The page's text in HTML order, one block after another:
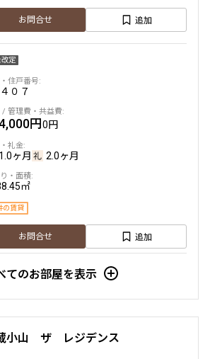
お問合せ 追加
改定
４０７
円0円
1.0ヶ月 2.0ヶ月
㎡
の賃貸
お問合せ 追加
てのお部屋を表示
小山 ザ レジデンス